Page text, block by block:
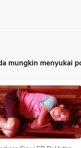
mungkin menyukai